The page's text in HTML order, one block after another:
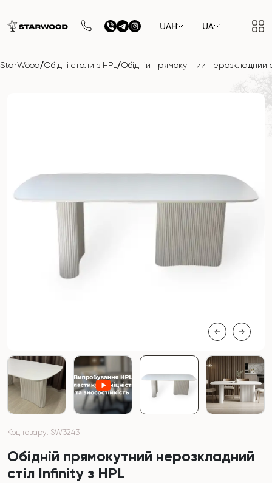
UAH UA
StarWood/Обідні столи з HPL /Обідній прямокутний нерозкладний
Код товару: SW3243
Обідній прямокутний нерозкладний
стіл Infinity з HPL